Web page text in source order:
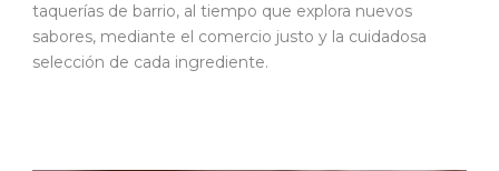
taquerías de barrio, al tiempo que explora nuevos
sabores, mediante el comercio justo y la cuidadosa
selección de cada ingrediente.